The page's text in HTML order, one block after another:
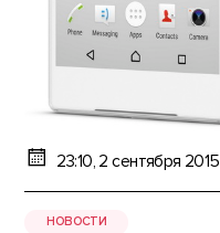
23:10, 2 сентября 2015
НОВОСТИ